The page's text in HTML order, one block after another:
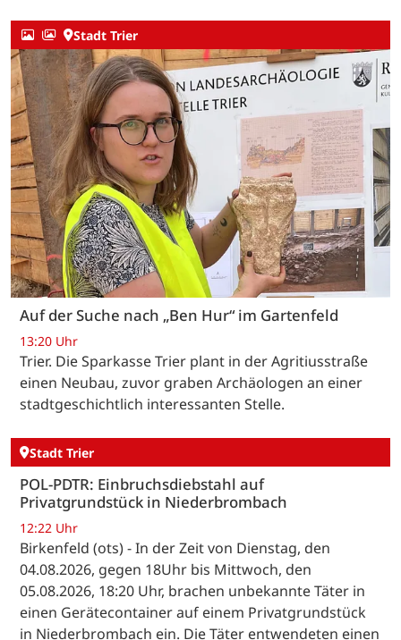
Stadt Trier
Auf der Suche nach „Ben Hur“ im Gartenfeld
13:20 Uhr
Trier. Die Sparkasse Trier plant in der Agritiusstraße
einen Neubau, zuvor graben Archäologen an einer
stadtgeschichtlich interessanten Stelle.
Stadt Trier
POL-PDTR: Einbruchsdiebstahl auf
Privatgrundstück in Niederbrombach
12:22 Uhr
Birkenfeld (ots) - In der Zeit von Dienstag, den
04.08.2026, gegen 18Uhr bis Mittwoch, den
05.08.2026, 18:20 Uhr, brachen unbekannte Täter in
einen Gerätecontainer auf einem Privatgrundstück
in Niederbrombach ein. Die Täter entwendeten einen